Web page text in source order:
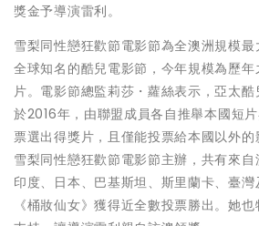
獎金予導演雷利。
雪梨同性戀狂歡節電影節為全澳洲規模
全球知名的酷兒電影節，今年規模為歷
片。電影節總監莉莎・蘿絲表示，亞太
於2016年，由聯盟成員各自推舉本國短
票選出得獎片，且僅能投票給本國以外
雪梨同性戀狂歡節電影節主辦，共有來自
印度、日本、巴基斯坦、斯里蘭卡、臺
《桶妝仙女》獲得近全數投票勝出。她